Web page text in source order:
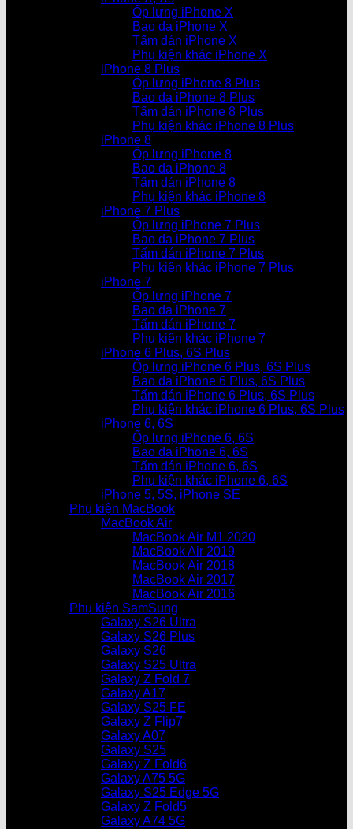
Ốp lưng iPhone X
Bao da iPhone X
Tấm dán iPhone X
Phụ kiện khác iPhone X
iPhone 8 Plus
Ốp lưng iPhone 8 Plus
Bao da iPhone 8 Plus
Tấm dán iPhone 8 Plus
Phụ kiện khác iPhone 8 Plus
iPhone 8
Ốp lưng iPhone 8
Bao da iPhone 8
Tấm dán iPhone 8
Phụ kiện khác iPhone 8
iPhone 7 Plus
Ốp lưng iPhone 7 Plus
Bao da iPhone 7 Plus
Tấm dán iPhone 7 Plus
Phụ kiện khác iPhone 7 Plus
iPhone 7
Ốp lưng iPhone 7
Bao da iPhone 7
Tấm dán iPhone 7
Phụ kiện khác iPhone 7
iPhone 6 Plus, 6S Plus
Ốp lưng iPhone 6 Plus, 6S Plus
Bao da iPhone 6 Plus, 6S Plus
Tấm dán iPhone 6 Plus, 6S Plus
Phụ kiện khác iPhone 6 Plus, 6S Plus
iPhone 6, 6S
Ốp lưng iPhone 6, 6S
Bao da iPhone 6, 6S
Tấm dán iPhone 6, 6S
Phụ kiện khác iPhone 6, 6S
iPhone 5, 5S, iPhone SE
Phụ kiện MacBook
MacBook Air
MacBook Air M1 2020
MacBook Air 2019
MacBook Air 2018
MacBook Air 2017
MacBook Air 2016
Phụ kiện SamSung
Galaxy S26 Ultra
Galaxy S26 Plus
Galaxy S26
Galaxy S25 Ultra
Galaxy Z Fold 7
Galaxy A17
Galaxy S25 FE
Galaxy Z Flip7
Galaxy A07
Galaxy S25
Galaxy Z Fold6
Galaxy A75 5G
Galaxy S25 Edge 5G
Galaxy Z Fold5
Galaxy A74 5G